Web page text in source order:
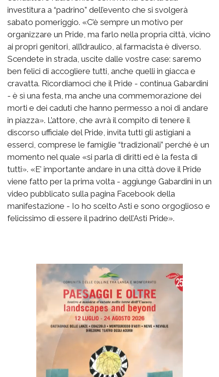
investitura a “padrino” dell’evento che si svolgerà
sabato pomeriggio. «C’è sempre un motivo per
organizzare un Pride, ma farlo nella propria città, vicino
ai propri genitori, all’idraulico, al farmacista è diverso.
Scendete in strada, uscite dalle vostre case: saremo
ben felici di accogliere tutti, anche quelli in giacca e
cravatta. Ricordiamoci che il Pride - continua Gabardini
- è sì una festa, ma anche una commemorazione dei
morti e dei caduti che hanno permesso a noi di andare
in piazza». L’attore, che avrà il compito di tenere il
discorso ufficiale del Pride, invita tutti gli astigiani a
esserci, comprese le famiglie “tradizionali” perché è un
momento nel quale «si parla di diritti ed è la festa di
tutti». «E’ importante andare in una città dove il Pride
viene fatto per la prima volta - aggiunge Gabardini in un
video pubblicato sulla pagina Facebook della
manifestazione - Io ho scelto Asti e sono orgoglioso e
felicissimo di essere il padrino dell’Asti Pride».